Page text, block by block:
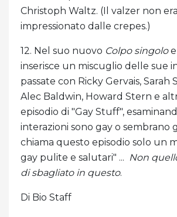
Christoph Waltz. (Il valzer non era
impressionato dalle crepes.)
12. Nel suo nuovo Colpo singolo
inserisce un miscuglio delle sue
passate con Ricky Gervais, Sarah
Alec Baldwin, Howard Stern e
episodio di "Gay Stuff",
interazioni sono gay o sembrano
chiama questo episodio solo un
gay pulite e salutari" ... Non
di sbagliato in questo.
Di Bio Staff